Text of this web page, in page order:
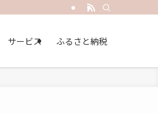
サービス ふるさと納税